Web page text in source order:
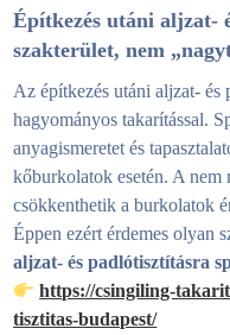
Építkezés utáni aljzat-
szakterület, nem
Az építkezés utáni aljzat- és
hagyományos takarítással.
anyagismeretet és
kőburkolatok esetén. A nem
csökkenthetik a burkolatok
Éppen ezért érdemes olyan
aljzat- és padlótisztításra
https://csingiling-
tisztitas-budapest/